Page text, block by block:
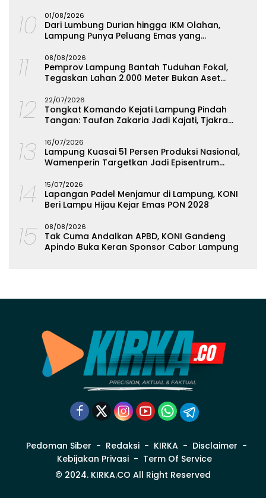
10 01/08/2026
Dari Lumbung Durian hingga IKM Olahan,
Lampung Punya Peluang Emas yang
11 08/08/2026
Pemprov Lampung Bantah Tuduhan Fokal,
Tegaskan Lahan 2.000 Meter Bukan Aset
12 22/07/2026
Tongkat Komando Kejati Lampung Pindah
Tangan: Taufan Zakaria Jadi Kajati, Tjakra
13 16/07/2026
Lampung Kuasai 51 Persen Produksi Nasional,
Wamenperin Targetkan Jadi Episentrum
14 15/07/2026
Lapangan Padel Menjamur di Lampung, KONI
Beri Lampu Hijau Kejar Emas PON 2028
15 08/08/2026
Tak Cuma Andalkan APBD, KONI Gandeng
Apindo Buka Keran Sponsor Cabor Lampung
Pedoman Siber Redaksi KIRKA
Disclaimer
Kebijakan Privasi
Term Of Service
© 2024. KIRKA.CO All Right Reserved